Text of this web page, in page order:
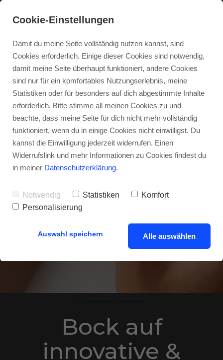
Bock auf
innovative &
Cookie-Einstellungen
Damit du meine Seite vollständig nutzen kannst, sind
Cookies erforderlich. Einige dieser Cookies sind notwendig,
damit meine Seite überhaupt funktioniert, andere Cookies
sind nur für ein komfortables Nutzungserlebnis, meine
Statistiken oder für besonders auf dich abgestimmte Inhalte
erforderlich. Bitte stimme all meinen Cookies zu und
beachte, dass meine Seite für dich nicht mehr vollständig
funktioniert, wenn du in einige Cookies nicht einwilligst. Du
kannst die Einwilligung jederzeit widerrufen. Einen
Widerrufslink und mehr Informationen zu Cookies findest du
in meiner Datenschutzerklärung.
Notwendig Statistiken
Komfort
Personalisierung
Auswahl speichern Alle auswählen